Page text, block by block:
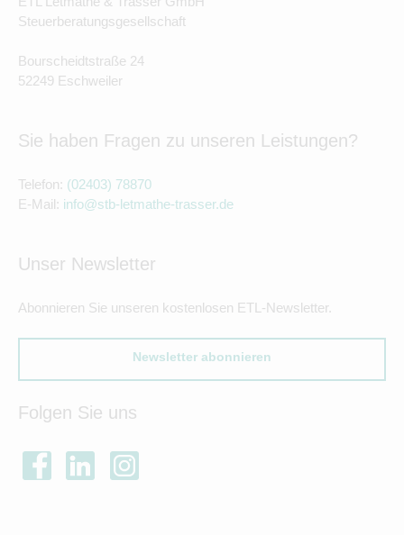
Steuerberatungsgesellschaft
Bourscheidtstraße 24
52249 Eschweiler
Sie haben Fragen zu unseren Leistungen?
Telefon: (02403) 78870
E-Mail: info@stb-letmathe-trasser.de
Unser Newsletter
Abonnieren Sie unseren kostenlosen ETL-Newsletter.
Newsletter abonnieren
Folgen Sie uns